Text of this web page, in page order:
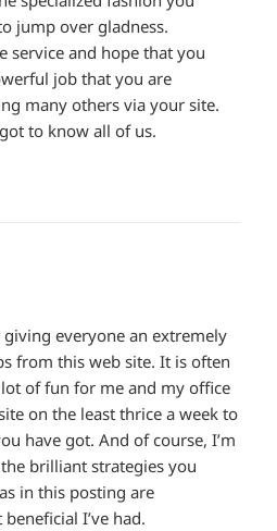
jump over gladness.
service and hope that you
job that you are
many others via your site.
to know all of us.
everyone an extremely
from this web site. It is often
of fun for me and my office
on the least thrice a week to
have got. And of course, I’m
brilliant strategies you
in this posting are
I’ve had.